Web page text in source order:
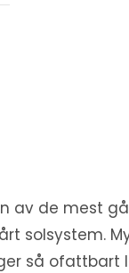
av de mest
solsystem.
så ofattbart